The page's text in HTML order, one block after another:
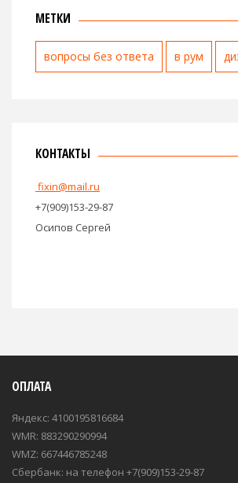
МЕТКИ
вопросы без ответа в рум
КОНТАКТЫ
fixin@mail.ru
+7(909)153-29-87
Осипов Сергей
ОПЛАТА
Яндекс: 4100195816684
WMR: 883290290994
WMZ: 667446785248
Сбербанк: на телефон +7(909)153-29-87